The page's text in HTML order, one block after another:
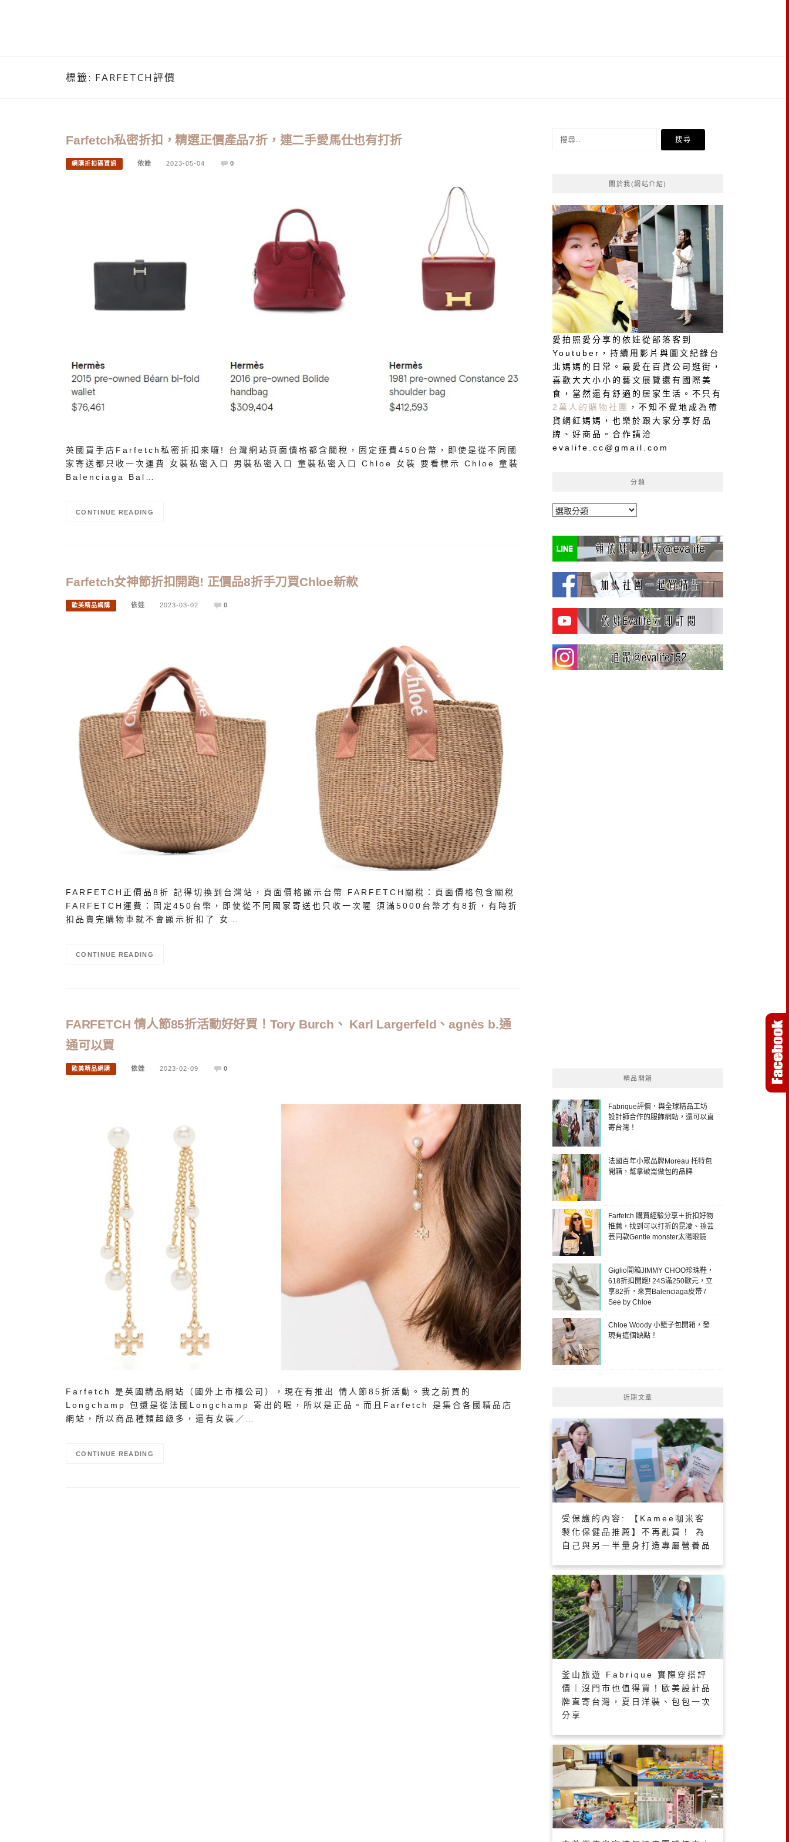
標籤: FARFETCH評價
Farfetch私密折扣，精選正價產品7折，連二手愛馬仕也有打折
網購折扣碼資訊 依娃 2023-05-04 0
英國買手店Farfetch私密折扣來囉! 台灣網站頁面價格都含關稅，固定運費450台幣，即使是從不同國
家寄送都只收一次運費 女裝私密入口 男裝私密入口 童裝私密入口 Chloe 女裝 要看標示 Chloe 童裝
Balenciaga Bal…
CONTINUE READING
Farfetch女神節折扣開跑! 正價品8折手刀買Chloe新款
歐美精品網購 依娃 2023-03-02 0
FARFETCH正價品8折 記得切換到台灣站，頁面價格顯示台幣 FARFETCH關稅：頁面價格包含關稅
FARFETCH運費：固定450台幣，即使從不同國家寄送也只收一次喔 須滿5000台幣才有8折，有時折
扣品賣完購物車就不會顯示折扣了 女…
CONTINUE READING
FARFETCH 情人節85折活動好好買！Tory Burch、 Karl Largerfeld、agnès b.通
通可以買
歐美精品網購 依娃 2023-02-09 0
Farfetch 是英國精品網站（國外上市櫃公司），現在有推出 情人節85折活動。我之前買的
Longchamp 包還是從法國Longchamp 寄出的喔，所以是正品。而且Farfetch 是集合各國精品店
網站，所以商品種類超級多，還有女裝／…
CONTINUE READING
搜
關於我(網站介紹)
愛拍照愛分享的依娃從部落客到
Youtuber，持續用影片與圖文紀錄台
北媽媽的日常。最愛在百貨公司逛街，
喜歡大大小小的藝文展覽還有國際美
食，當然還有舒適的居家生活。不只有
2萬人的購物社團
，不知不覺地成為帶
貨網紅媽媽，也樂於跟大家分享好品
牌、好商品。合作請洽
evalife.cc@gmail.com
分類
分
精品開箱
Fabrique評價，與全球精品工坊
設計師合作的服飾網站，還可以直
寄台灣！
法國百年小眾品牌Moreau 托特包
開箱，幫拿破崙做包的品牌
Farfetch 購買經驗分享＋折扣好物
推薦，找到可以打折的昆凌、孫芸
芸同款Gentle monster太陽眼鏡
Giglio開箱JIMMY CHOO珍珠鞋，
618折扣開跑! 24S滿250歐元，立
享82折，來買Balenciaga皮帶 /
See by Chloe
Chloe Woody 小籃子包開箱，發
現有這個缺點！
近期文章
受保護的內容: 【Kamee咖米客
製化保健品推薦】不再亂買！ 為
自己與另一半量身打造專屬營養品
釜山旅遊 Fabrique 實際穿搭評
價｜沒門市也值得買！歐美設計品
牌直寄台灣，夏日洋裝、包包一次
分享